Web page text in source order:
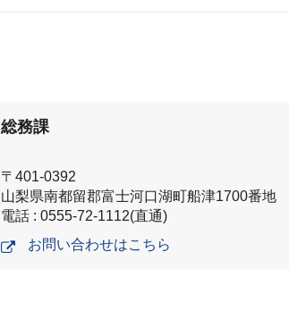
総務課
〒401-0392
山梨県南都留郡富士河口湖町船津1700番地
電話 : 0555-72-1112(直通)
お問い合わせはこちら